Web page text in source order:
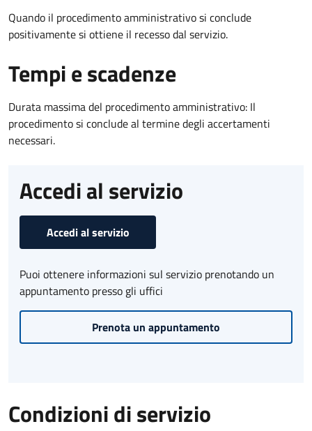
Quando il procedimento amministrativo si conclude
positivamente si ottiene il recesso dal servizio.
Tempi e scadenze
Durata massima del procedimento amministrativo: Il
procedimento si conclude al termine degli accertamenti
necessari.
Accedi al servizio
Accedi al servizio
Puoi ottenere informazioni sul servizio prenotando un
appuntamento presso gli uffici
Prenota un appuntamento
Condizioni di servizio